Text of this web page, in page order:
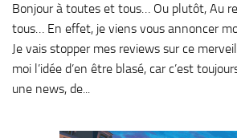
Bonjour à toutes et tous… Ou plutôt, Au
tous… En effet, je viens vous annoncer
Je vais stopper mes reviews sur ce
moi l’idée d’en être blasé, car c’est
une news, de...